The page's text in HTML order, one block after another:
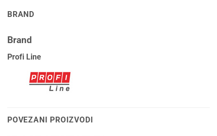
BRAND
Brand
Profi Line
POVEZANI PROIZVODI